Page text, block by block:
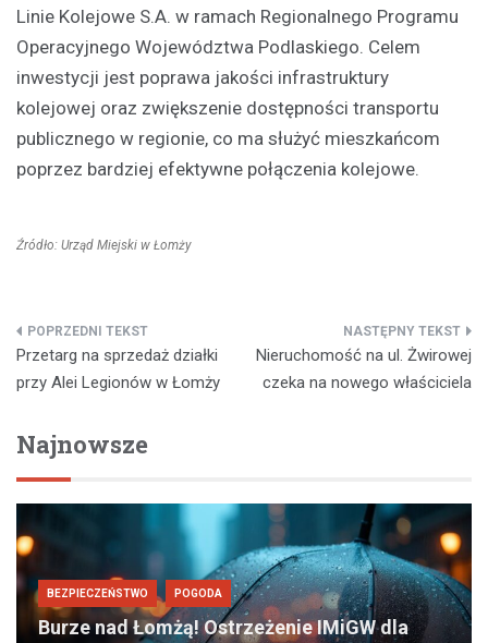
Linie Kolejowe S.A. w ramach Regionalnego Programu
Operacyjnego Województwa Podlaskiego. Celem
inwestycji jest poprawa jakości infrastruktury
kolejowej oraz zwiększenie dostępności transportu
publicznego w regionie, co ma służyć mieszkańcom
poprzez bardziej efektywne połączenia kolejowe.
Źródło: Urząd Miejski w Łomży
Nawigacja
wpisu
Przetarg na sprzedaż działki
przy Alei Legionów w Łomży
Nieruchomość na ul. Żwirowej
czeka na nowego właściciela
Najnowsze
BEZPIECZEŃSTWO POGODA
Burze nad Łomżą! Ostrzeżenie IMiGW dla